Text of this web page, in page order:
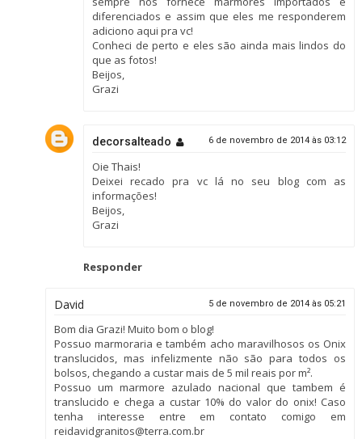
diferenciados e assim que eles me responderem
adiciono aqui pra vc!
Conheci de perto e eles são ainda mais lindos do
que as fotos!
Beijos,
Grazi
decorsalteado 6 de novembro de 2014 às 03:12
Oie Thais!
Deixei recado pra vc lá no seu blog com as
informações!
Beijos,
Grazi
Responder
David 5 de novembro de 2014 às 05:21
Bom dia Grazi! Muito bom o blog!
Possuo marmoraria e também acho maravilhosos os Onix
translucidos, mas infelizmente não são para todos os
bolsos, chegando a custar mais de 5 mil reais por m².
Possuo um marmore azulado nacional que tambem é
translucido e chega a custar 10% do valor do onix! Caso
tenha interesse entre em contato comigo em
reidavidgranitos@terra.com.br